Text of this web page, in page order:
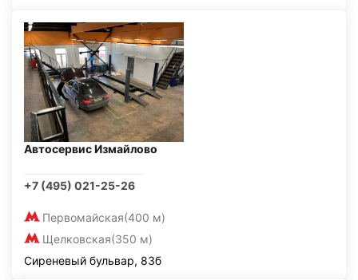
Автосервис Измайлово
+7 (495) 021-25-26
Первомайская(400 м)
Щелковская(350 м)
Сиреневый бульвар, 83б